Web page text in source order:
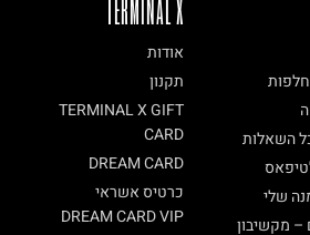
TERMINAL X
אודות
תקנון
TERMINAL X GIFT
CARD
DREAM CARD
כרטיס אשראי
DREAM CARD VIP
השאלות
שלי
– מקשיבון